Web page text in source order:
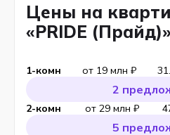
Цены на
«PRIDE (Прайд)»
1-комн от 19 млн ₽
2
2-комн от 29 млн ₽
5